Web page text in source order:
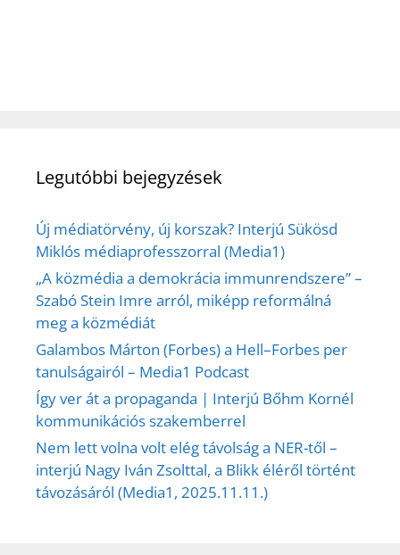
Legutóbbi bejegyzések
Új médiatörvény, új korszak? Interjú Sükösd
Miklós médiaprofesszorral (Media1)
„A közmédia a demokrácia immunrendszere” –
Szabó Stein Imre arról, miképp reformálná
meg a közmédiát
Galambos Márton (Forbes) a Hell–Forbes per
tanulságairól – Media1 Podcast
Így ver át a propaganda | Interjú Bőhm Kornél
kommunikációs szakemberrel
Nem lett volna volt elég távolság a NER-től –
interjú Nagy Iván Zsolttal, a Blikk éléről történt
távozásáról (Media1, 2025.11.11.)